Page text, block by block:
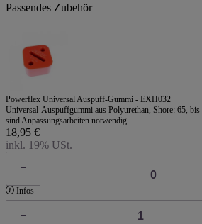
Passendes Zubehör
Powerflex Universal Auspuff-Gummi - EXH032
Universal-Auspuffgummi aus Polyurethan, Shore: 65, bis
sind Anpassungsarbeiten notwendig
18,95 €
inkl. 19% USt.
Infos